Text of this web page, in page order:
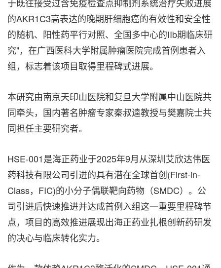
的AKR1C3高表达的晚期肝细胞癌的有效性和安全性
的随机、阳性药平行对照、全国多中心的IIb期临床研
究"，在广西医科大学附属肿瘤医院完成首例患者入
组，标志着该项目取得里程碑式进展。
本研究由南京天印山医院和复旦大学附属中山医院共
同牵头，国内著名肿瘤专家秦叔逵教授与樊嘉院士共
同担任主要研究者。
HSE-001是海正药业于2025年9月从深圳艾欣达伟医
药科技有限公司引进的具有潜在全球首创(First-in-
Class，FIC)的小分子偶联靶向药物（SMDC）。公
司引进后快速推进并达成首例入组这一重要里程碑节
点，项目的高效推进展现出海正药业扎根创新药研发
的决心与临床转化实力。